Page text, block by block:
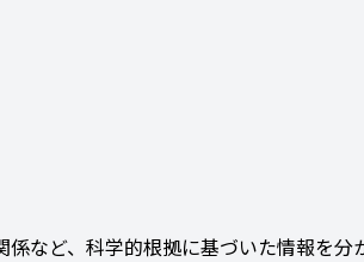
など、科学的根拠に基づいた情報を分